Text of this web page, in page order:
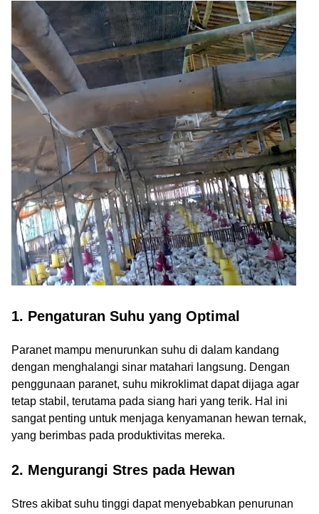
1. Pengaturan Suhu yang Optimal
Paranet mampu menurunkan suhu di dalam kandang
dengan menghalangi sinar matahari langsung. Dengan
penggunaan paranet, suhu mikroklimat dapat dijaga agar
tetap stabil, terutama pada siang hari yang terik. Hal ini
sangat penting untuk menjaga kenyamanan hewan ternak,
yang berimbas pada produktivitas mereka.
2. Mengurangi Stres pada Hewan
Stres akibat suhu tinggi dapat menyebabkan penurunan